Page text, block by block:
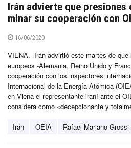
Irán advierte que presiones
minar su cooperación con
16/06/2020
VIENA.- Irán advirtió este martes de
europeos -Alemania, Reino Unido y
cooperación con los inspectores
Internacional de la Energía Atómica
en Viena el representante iraní ante el
considera como «decepcionante y
Irán OEIA Rafael Mariano Grossi